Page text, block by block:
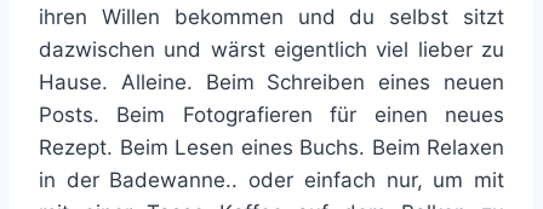
ihren Willen bekommen und du selbst sitzt
dazwischen und wärst eigentlich viel lieber zu
Hause. Alleine. Beim Schreiben eines neuen
Posts. Beim Fotografieren für einen neues
Rezept. Beim Lesen eines Buchs. Beim Relaxen
in der Badewanne.. oder einfach nur, um mit